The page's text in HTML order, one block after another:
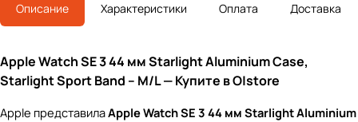
Описание Характеристики Оплата Доставка
Apple Watch SE 3 44 мм Starlight Aluminium Case,
Starlight Sport Band – M/L — Купите в O|store
Apple представилаApple Watch SE 3 44 мм Starlight Aluminium